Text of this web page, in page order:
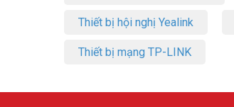
Thiết bị hội nghị Yealink
Thiết bị mạng TP-LINK